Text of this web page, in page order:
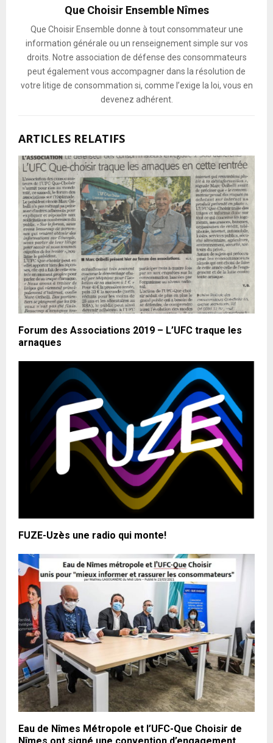
Que Choisir Ensemble Nîmes
Que Choisir Ensemble donne à tout consommateur une
information générale ou un renseignement simple sur vos
droits. Notre association de défense des consommateurs
peut également vous accompagner dans la résolution de
votre litige de consommation si, comme l’exige la loi, vous en
devenez adhérent.
ARTICLES RELATIFS
Forum des Associations 2019 – L’UFC traque les
arnaques
FUZE-Uzès une radio qui monte!
Eau de Nîmes Métropole et l’UFC-Que Choisir de